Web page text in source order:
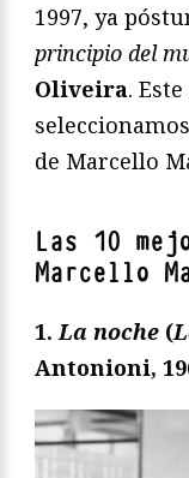
1997, ya
principio del
Oliveira.
de Marcello
Las 10
Marcello
1.La noche (
Antonioni,